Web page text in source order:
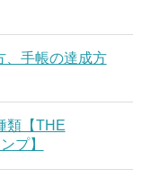
、手帳の達成方
類【THE
プ】